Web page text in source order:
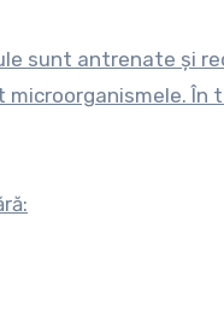
sunt antrenate și
În